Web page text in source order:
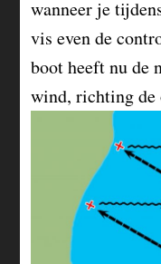
wanneer je
vis even de
boot heeft nu de
wind, richting de